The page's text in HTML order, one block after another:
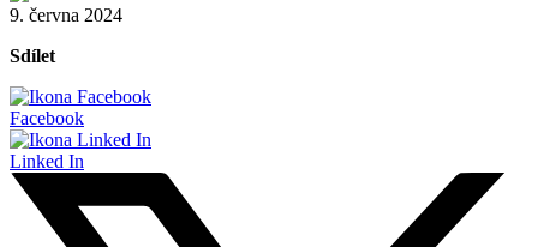
9. června 2024
Sdílet
Facebook
Linked In